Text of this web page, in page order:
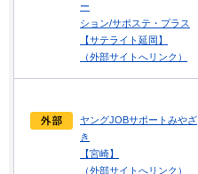
ー
ション/サポステ・プラス
【サテライト延岡】
（外部サイトへリンク）
ヤングJOBサポートみやざ
き
【宮崎】
（外部サイトへリンク）